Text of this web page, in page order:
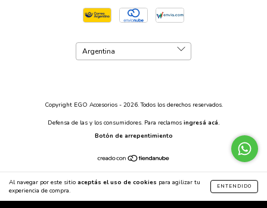
Al navegar por este sitio aceptás el uso de cookies para agilizar tu
experiencia de compra.
ENTENDIDO
Copyright EGO Accesorios - 2026. Todos los derechos reservados.
Defensa de las y los consumidores. Para reclamos ingresá acá.
Botón de arrepentimiento